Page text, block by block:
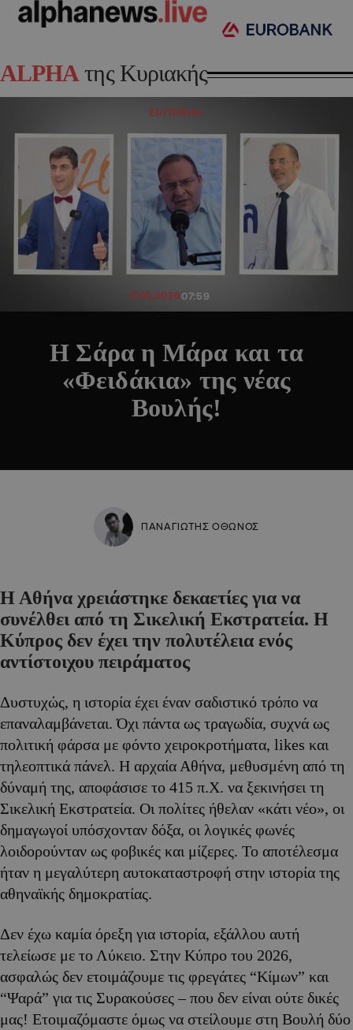
ALPHA της Κυριακής
EDITORIAL
17.05.2026 07:59
Η Σάρα η Μάρα και τα
«Φειδάκια» της νέας
Βουλής!
ΠΑΝΑΓΙΩΤΗΣ ΟΘΩΝΟΣ
Η Αθήνα χρειάστηκε δεκαετίες για να
συνέλθει από τη Σικελική Εκστρατεία. Η
Κύπρος δεν έχει την πολυτέλεια ενός
αντίστοιχου πειράματος
Δυστυχώς, η ιστορία έχει έναν σαδιστικό τρόπο να
επαναλαμβάνεται. Όχι πάντα ως τραγωδία, συχνά ως
πολιτική φάρσα με φόντο χειροκροτήματα, likes και
τηλεοπτικά πάνελ. Η αρχαία Αθήνα, μεθυσμένη από τη
δύναμή της, αποφάσισε το 415 π.Χ. να ξεκινήσει τη
Σικελική Εκστρατεία. Οι πολίτες ήθελαν «κάτι νέο», οι
δημαγωγοί υπόσχονταν δόξα, οι λογικές φωνές
λοιδορούνταν ως φοβικές και μίζερες. Το αποτέλεσμα
ήταν η μεγαλύτερη αυτοκαταστροφή στην ιστορία της
αθηναϊκής δημοκρατίας.
Δεν έχω καμία όρεξη για ιστορία, εξάλλου αυτή
τελείωσε με το Λύκειο. Στην Κύπρο του 2026,
ασφαλώς δεν ετοιμάζουμε τις φρεγάτες “Κίμων” και
“Ψαρά” για τις Συρακούσες – που δεν είναι ούτε δικές
μας! Ετοιμαζόμαστε όμως να στείλουμε στη Βουλή δύο